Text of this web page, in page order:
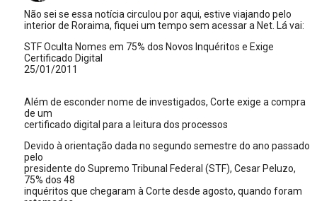
Não sei se essa notícia circulou por aqui, estive viajando pelo
interior de Roraima, fiquei um tempo sem acessar a Net. Lá vai:
STF Oculta Nomes em 75% dos Novos Inquéritos e Exige
Certificado Digital
25/01/2011
Além de esconder nome de investigados, Corte exige a compra
de um
certificado digital para a leitura dos processos
Devido à orientação dada no segundo semestre do ano passado
pelo
presidente do Supremo Tribunal Federal (STF), Cesar Peluzo,
75% dos 48
inquéritos que chegaram à Corte desde agosto, quando foram